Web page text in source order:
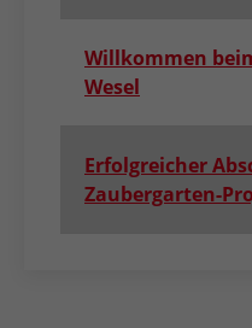
Willkommen
Wesel
Erfolgreicher
Zaubergarten-